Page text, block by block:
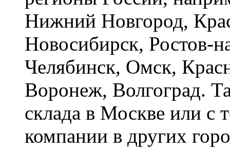
Нижний Новгород,
Новосибирск, Ростов-
Челябинск, Омск,
Воронеж, Волгоград.
склада в Москве или с
компании в других